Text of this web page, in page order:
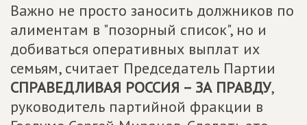
Важно не просто заносить должников по
алиментам в "позорный список", но и
добиваться оперативных выплат их
семьям, считает Председатель Партии
СПРАВЕДЛИВАЯ РОССИЯ – ЗА ПРАВДУ,
руководитель партийной фракции в